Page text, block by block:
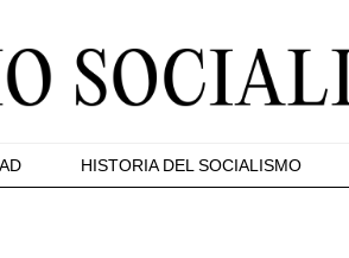
HISTORIA DEL SOCIALISMO